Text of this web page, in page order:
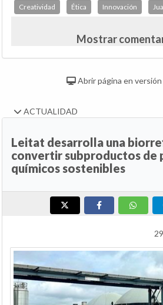
Creatividad Ética Innovación
Mostrar
Abrir página en
ACTUALIDAD
Leitat desarrolla una
convertir subproductos de
químicos sostenibles